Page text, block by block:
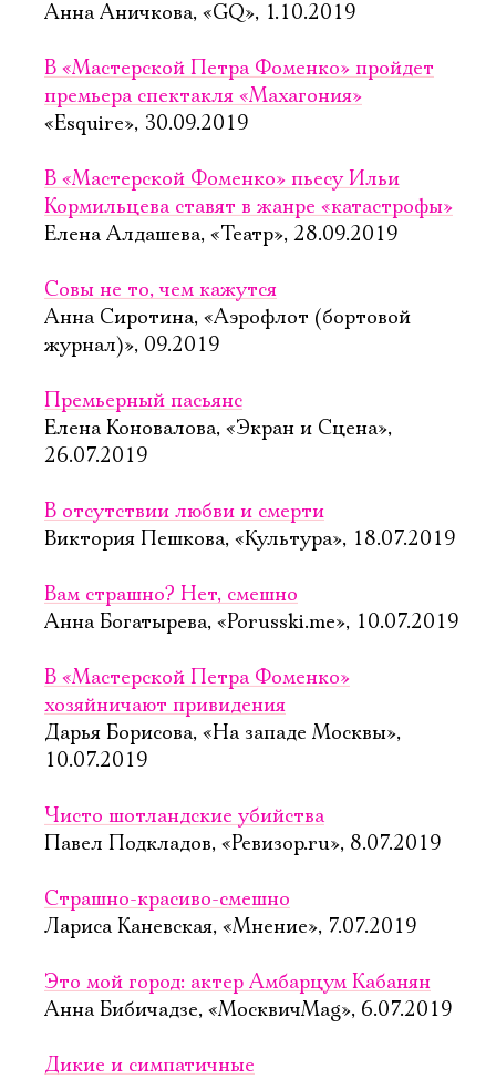
Анна Аничкова, «GQ», 1.10.2019
В «Мастерской Петра Фоменко» пройдет
премьера спектакля «Махагония»
«Esquire», 30.09.2019
В «Мастерской Фоменко» пьесу Ильи
Кормильцева ставят в жанре «катастрофы»
Елена Алдашева, «Театр», 28.09.2019
Совы не то, чем кажутся
Анна Сиротина, «Аэрофлот (бортовой
журнал)», 09.2019
Премьерный пасьянс
Елена Коновалова, «Экран и Сцена»,
26.07.2019
В отсутствии любви и смерти
Виктория Пешкова, «Культура», 18.07.2019
Вам страшно? Нет, смешно
Анна Богатырева, «Porusski.me», 10.07.2019
В «Мастерской Петра Фоменко»
хозяйничают привидения
Дарья Борисова, «На западе Москвы»,
10.07.2019
Чисто шотландские убийства
Павел Подкладов, «Ревизор.ru», 8.07.2019
Страшно-красиво-смешно
Лариса Каневская, «Мнение», 7.07.2019
Это мой город: актер Амбарцум Кабанян
Анна Бибичадзе, «МосквичMag», 6.07.2019
Дикие и симпатичные